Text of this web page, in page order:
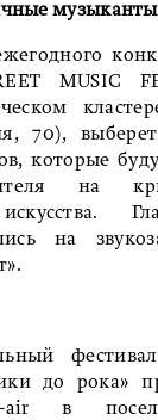
музыканты
MUSIC
70),
которые
на
на
до рока»
air в